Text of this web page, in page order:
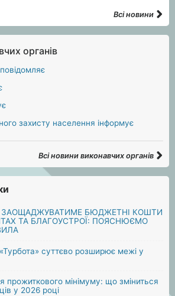
Всі новини
органів
захисту населення інформує
Всі новини виконавчих органів
ЗАОЩАДЖУВАТИМЕ БЮДЖЕТНІ КОШТИ
ТА БЛАГОУСТРОЇ: ПОЯСНЮЄМО
суттєво розширює межі у
прожиткового мінімуму: що зміниться
у 2026 році